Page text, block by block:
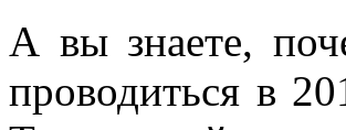
А вы знаете,
проводиться в